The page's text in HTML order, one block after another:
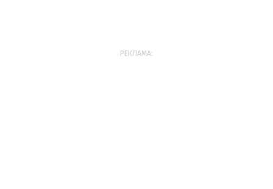
РЕКЛАМА: